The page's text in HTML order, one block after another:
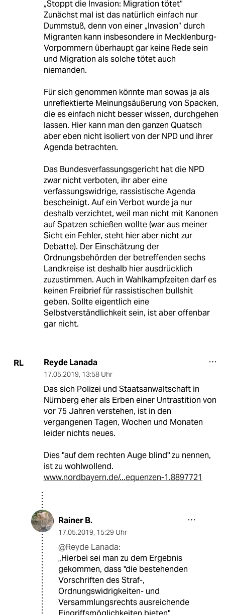
„Stoppt die Invasion: Migration tötet“
Zunächst mal ist das natürlich einfach nur
Dummstuß, denn von einer „Invasion“ durch
Migranten kann insbesondere in Mecklenburg-
Vorpommern überhaupt gar keine Rede sein
und Migration als solche tötet auch
niemanden.
Für sich genommen könnte man sowas ja als
unreflektierte Meinungsäußerung von Spacken,
die es einfach nicht besser wissen, durchgehen
lassen. Hier kann man den ganzen Quatsch
aber eben nicht isoliert von der NPD und ihrer
Agenda betrachten.
Das Bundesverfassungsgericht hat die NPD
zwar nicht verboten, ihr aber eine
verfassungswidrige, rassistische Agenda
bescheinigt. Auf ein Verbot wurde ja nur
deshalb verzichtet, weil man nicht mit Kanonen
auf Spatzen schießen wollte (war aus meiner
Sicht ein Fehler, steht hier aber nicht zur
Debatte). Der Einschätzung der
Ordnungsbehörden der betreffenden sechs
Landkreise ist deshalb hier ausdrücklich
zuzustimmen. Auch in Wahlkampfzeiten darf es
keinen Freibrief für rassistischen bullshit
geben. Sollte eigentlich eine
Selbstverständlichkeit sein, ist aber offenbar
gar nicht.
RL Reyde Lanada
17.05.2019, 13:58 Uhr
Das sich Polizei und Staatsanwaltschaft in
Nürnberg eher als Erben einer Untrastition von
vor 75 Jahren verstehen, ist in den
vergangenen Tagen, Wochen und Monaten
leider nichts neues.
Dies "auf dem rechten Auge blind" zu nennen,
ist zu wohlwollend.
www.nordbayern.de/...equenzen-1.8897721
Rainer B.
17.05.2019, 15:29 Uhr
@Reyde Lanada:
„Hierbei sei man zu dem Ergebnis
gekommen, dass "die bestehenden
Vorschriften des Straf-,
Ordnungswidrigkeiten- und
Versammlungsrechts ausreichende